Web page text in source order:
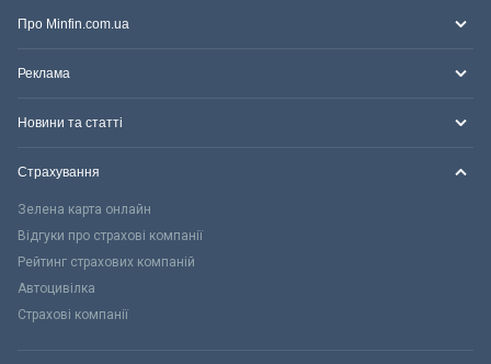
Про Minfin.com.ua
Реклама
Новини та статті
Страхування
Зелена карта онлайн
Відгуки про страхові компанії
Рейтинг страхових компаній
Автоцивілка
Страхові компанії